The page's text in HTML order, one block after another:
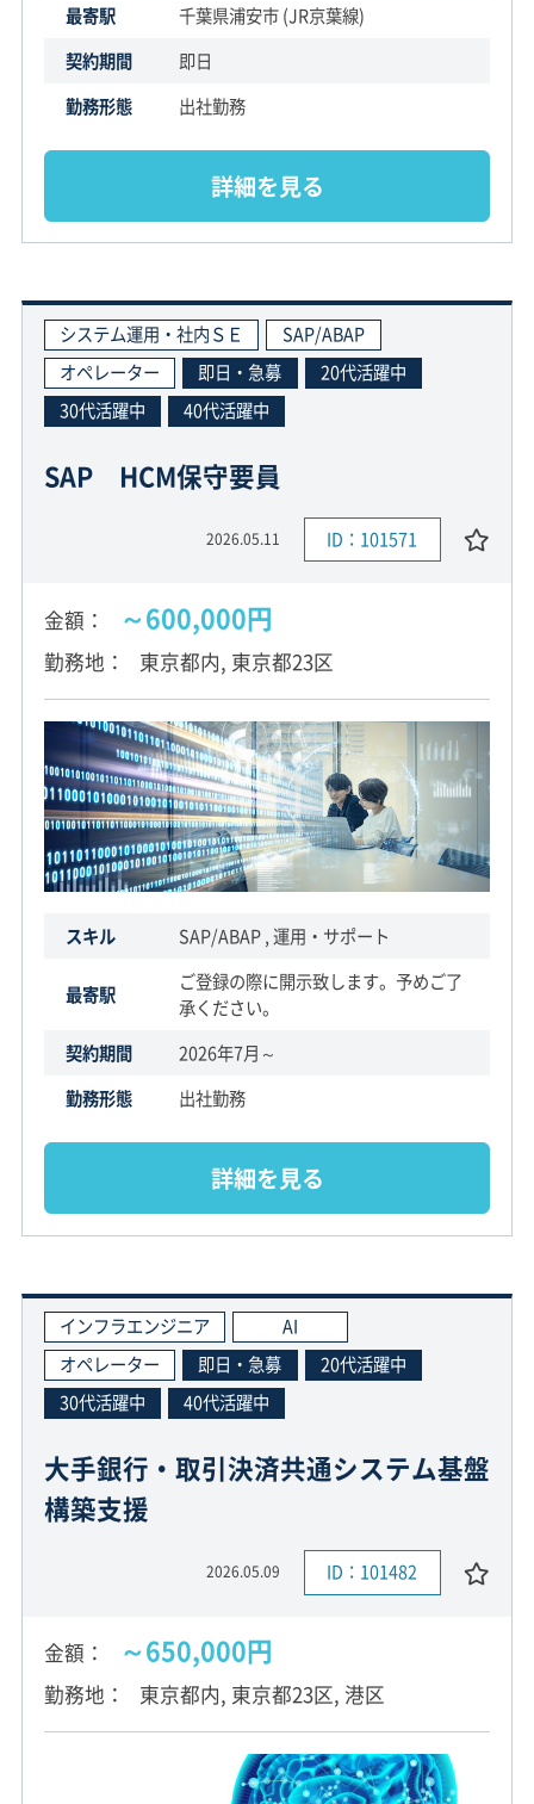
最寄駅
千葉県浦安市 (JR京葉線)
契約期間
即日
勤務形態
出社勤務
詳細を見る
システム運用・社内ＳＥ
SAP/ABAP
オペレーター
即日・急募
20代活躍中
30代活躍中
40代活躍中
SAP HCM保守要員
2026.05.11 ID：101571
金額 ～600,000円
勤務地 東京都内, 東京都23区
スキル SAP/ABAP , 運用・サポート
最寄駅
ご登録の際に開示致します。予めご了
承ください。
契約期間
2026年7月～
勤務形態
出社勤務
詳細を見る
インフラエンジニア
AI
オペレーター
即日・急募
20代活躍中
30代活躍中
40代活躍中
大手銀行・取引決済共通システム基盤
構築支援
2026.05.09 ID：101482
金額 ～650,000円
勤務地 東京都内, 東京都23区, 港区